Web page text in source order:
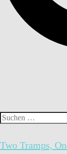
Suchen
Two Tramps,